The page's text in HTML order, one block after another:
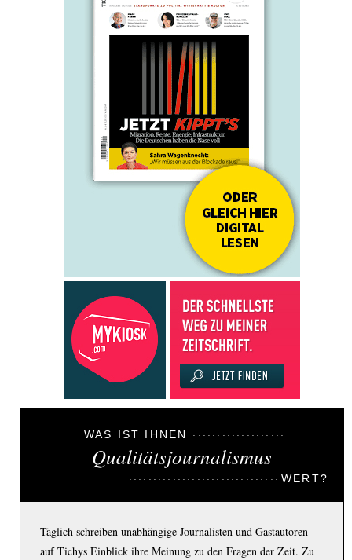
WAS IST IHNEN
Qualitätsjournalismus
WERT?
Täglich schreiben unabhängige Journalisten und Gastautoren
auf Tichys Einblick ihre Meinung zu den Fragen der Zeit. Zu